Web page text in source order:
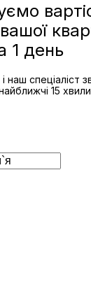
1 день
наш спеціаліст
15